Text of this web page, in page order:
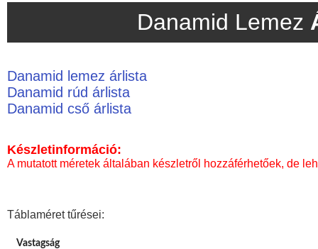
Danamid Lemez
Danamid lemez árlista
Danamid rúd árlista
Danamid cső árlista
Készletinformáció:
A mutatott méretek általában készletről hozzáférhetőek, de
Táblaméret tűrései:
Vastagság